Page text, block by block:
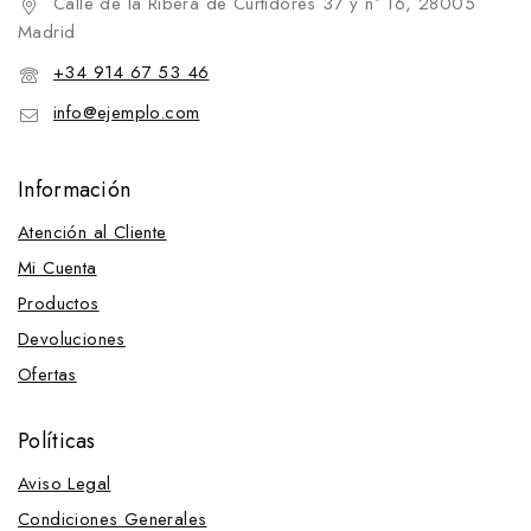
Cabezadas portuguesas
Cabezadas inglesas
Pechopetrales
Cabezadas western
Cadenillas
Calcetines
Camisas y polos
Cavalliera-Clásicos
Competición
Carros y maletines para herramientas
Madrid
+34 914 67 53 46
info@ejemplo.com
Información
Atención al Cliente
Mi Cuenta
Productos
Devoluciones
Ofertas
Políticas
Aviso Legal
Condiciones Generales